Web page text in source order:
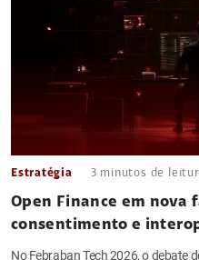
Estratégia 3 minutos de
Open Finance em nova
consentimento e
No Febraban Tech 2026, o debate